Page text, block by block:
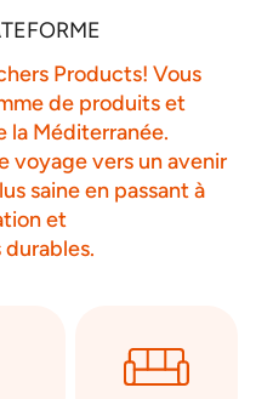
Products! Vous
de produits et
la Méditerranée.
voyage vers un avenir
saine en passant à
et